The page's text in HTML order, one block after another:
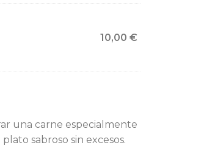
10,00 €
una carne especialmente
sabroso sin excesos.